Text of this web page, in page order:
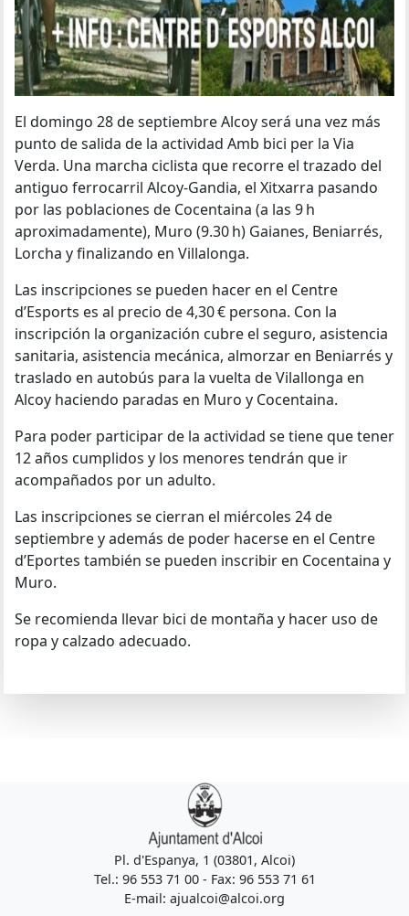
El domingo 28 de septiembre Alcoy será una vez más
punto de salida de la actividad Amb bici per la Via
Verda. Una marcha ciclista que recorre el trazado del
antiguo ferrocarril Alcoy-Gandia, el Xitxarra pasando
por las poblaciones de Cocentaina (a las 9 h
aproximadamente), Muro (9.30 h) Gaianes, Beniarrés,
Lorcha y finalizando en Villalonga.
Las inscripciones se pueden hacer en el Centre
d’Esports es al precio de 4,30 € persona. Con la
inscripción la organización cubre el seguro, asistencia
sanitaria, asistencia mecánica, almorzar en Beniarrés y
traslado en autobús para la vuelta de Vilallonga en
Alcoy haciendo paradas en Muro y Cocentaina.
Para poder participar de la actividad se tiene que tener
12 años cumplidos y los menores tendrán que ir
acompañados por un adulto.
Las inscripciones se cierran el miércoles 24 de
septiembre y además de poder hacerse en el Centre
d’Eportes también se pueden inscribir en Cocentaina y
Muro.
Se recomienda llevar bici de montaña y hacer uso de
ropa y calzado adecuado.
Pl. d'Espanya, 1 (03801, Alcoi)
Tel.: 96 553 71 00 - Fax: 96 553 71 61
E-mail: ajualcoi@alcoi.org